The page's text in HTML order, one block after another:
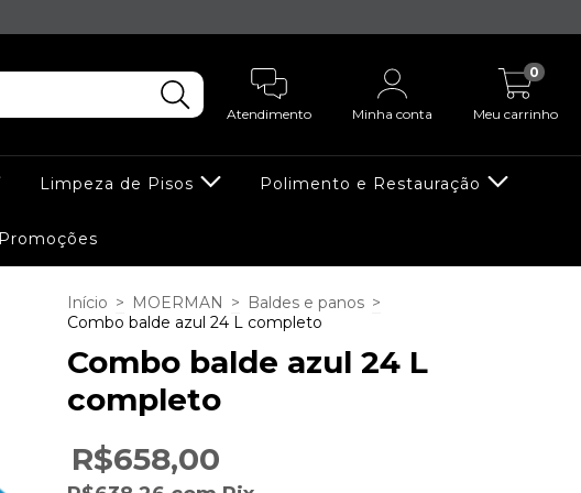
Atendimento Minha conta Meu carrinho
0
Limpeza de Pisos Polimento e Restauração
Promoções
Início > MOERMAN > Baldes e panos >
Combo balde azul 24 L completo
Combo balde azul 24 L
completo
R$658,00